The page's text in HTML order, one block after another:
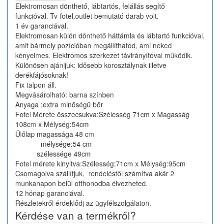
Elektromosan dönthető, lábtartós, felállás segítő
funkcióval. Tv-fotel,outlet bemutató darab volt.
1 év garanciával.
Elektromosan külön dönthető háttámla és lábtartó funkcióval,
amit bármely pozícióban megállíthatod, ami neked
kényelmes. Elektromos szerkezet távirányítóval működik.
Különösen ajánljuk: idősebb korosztálynak illetve
derékfájósoknak!
Fix talpon áll.
Megvásárolható: barna színben
Anyaga :extra minőségű bőr
Fotel Mérete összecsukva:Szélesség 71cm x Magasság
108cm x Mélység:54cm
Ülőlap magassága 48 cm
mélysége:54 cm
szélessége 49cm
Fotel mérete kinyitva:Szélesség:71cm x Mélység:95cm
Csomagolva szállítjuk, rendeléstől számítva akár 2
munkanapon belül otthonodba élvezheted.
12 hónap garanciával.
Részletekről érdeklődj az ügyfélszolgálaton.
Kérdése van a termékről?